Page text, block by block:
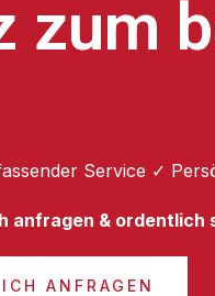
zum
Service ✓
anfragen & ordentlich
ANFRAGEN